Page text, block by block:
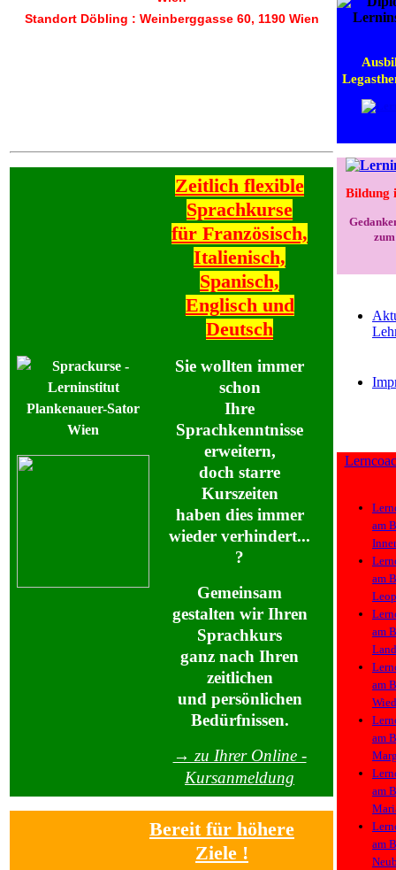
Standort Döbling : Weinberggasse 60, 1190 Wien
Zeitlich flexible
Sprachkurse
für Französisch,
Italienisch,
Spanisch,
Englisch und
Deutsch
Sie wollten immer
schon
Ihre
Sprachkenntnisse
erweitern,
doch starre
Kurszeiten
haben dies immer
wieder verhindert...
?
Gemeinsam
gestalten wir Ihren
Sprachkurs
ganz nach Ihren
zeitlichen
und persönlichen
Bedürfnissen.
→ zu Ihrer Online -
Kursanmeldung
Bereit für höhere
Ziele !
Bildung
Lern
Lern
am
Lern
am
Lern
am
Lern
am
Lern
am
Lern
am
Lern
am